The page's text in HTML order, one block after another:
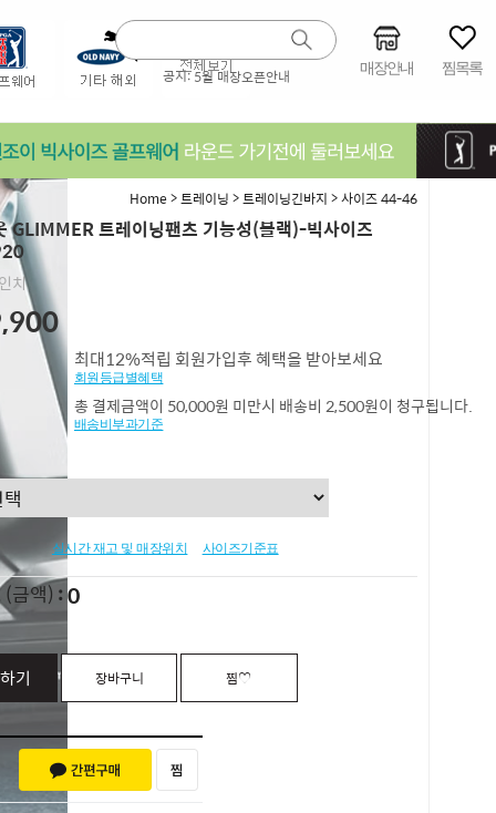
공지:5월 매장오픈안내 매장안내 찜목록
Home>트레이닝 >트레이닝긴바지 >사이즈 44-46
GLIMMER 트레이닝팬츠 기능성(블랙)-빅사이즈
치
최대12%적립 회원가입후 혜택을 받아보세요
회원등급별혜택
총 결제금액이 50,000원 미만시 배송비 2,500원이 청구됩니다.
배송비부과기준
실시간 재고 및 매장위치 사이즈기준표
(금액) 0
기 장바구니 찜♡